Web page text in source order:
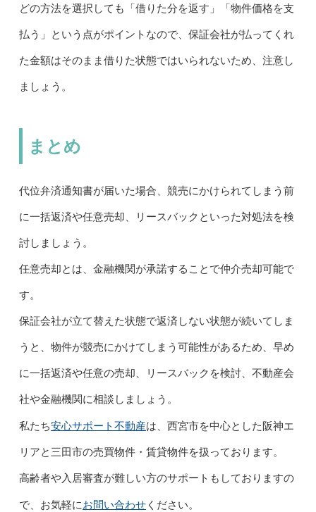
どの方法を選択しても「借りた分を返す」「物件価格を支
払う」という点がポイントなので、保証会社が払ってくれ
た金額はそのまま借りた状態ではいられないため、注意し
ましょう。
まとめ
代位弁済通知書が届いた場合、競売にかけられてしまう前
に一括返済や任意売却、リースバックといった対処法を検
討しましょう。
任意売却とは、金融機関が承諾することで仲介売却可能で
す。
保証会社が立て替えた状態で返済しない状態が続いてしま
うと、物件が競売にかけてしまう可能性があるため、早め
に一括返済や任意の売却、リースバックを検討、不動産会
社や金融機関に相談しましょう。
私たち安心サポート不動産は、西宮市を中心とした阪神エ
リアと三田市の売買物件・賃貸物件を扱っております。
高齢者や入居審査が難しい方のサポートもしておりますの
で、お気軽にお問い合わせください。